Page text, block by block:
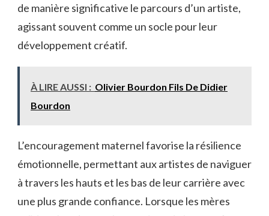
de manière significative le parcours d’un artiste,
agissant souvent comme un socle pour leur
développement créatif.
À LIRE AUSSI : Olivier Bourdon Fils De Didier
Bourdon
L’encouragement maternel favorise la résilience
émotionnelle, permettant aux artistes de naviguer
à travers les hauts et les bas de leur carrière avec
une plus grande confiance. Lorsque les mères